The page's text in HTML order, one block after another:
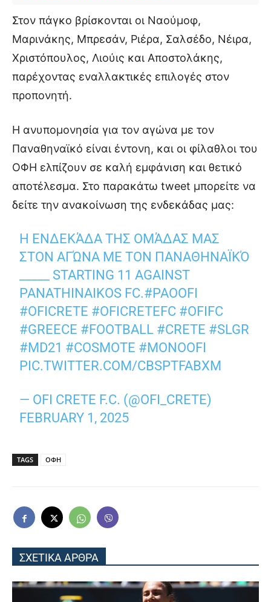
Στον πάγκο βρίσκονται οι Ναούμοφ,
Μαρινάκης, Μπρεσάν, Ριέρα, Σαλσέδο, Νέιρα,
Χριστόπουλος, Λιούις και Αποστολάκης,
παρέχοντας εναλλακτικές επιλογές στον
προπονητή.
Η ανυπομονησία για τον αγώνα με τον
Παναθηναϊκό είναι έντονη, και οι φίλαθλοι του
ΟΦΗ ελπίζουν σε καλή εμφάνιση και θετικό
αποτέλεσμα. Στο παρακάτω tweet μπορείτε να
δείτε την ανακοίνωση της ενδεκάδας μας:
Η ΕΝΔΕΚΆΔΑ ΤΗΣ ΟΜΆΔΑΣ ΜΑΣ
ΣΤΟΝ ΑΓΏΝΑ ΜΕ ΤΟΝ ΠΑΝΑΘΗΝΑΪΚΌ
_____ STARTING 11 AGAINST
PANATHINAIKOS FC.#PAOOFI
#OFICRETE #OFICRETEFC #OFIFC
#GREECE #FOOTBALL #CRETE #SLGR
#MD21 #COSMOTE #MONOOFI
PIC.TWITTER.COM/CBSPTFABXM
— OFI CRETE F.C. (@OFI_CRETE)
FEBRUARY 1, 2025
TAGS ΟΦΗ
ΣΧΕΤΙΚΑ ΑΡΘΡΑ